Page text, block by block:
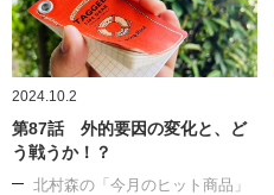
2024.10.2
第87話 外的要因の変化と、ど
う戦うか！？
北村森の「今月のヒット商品」